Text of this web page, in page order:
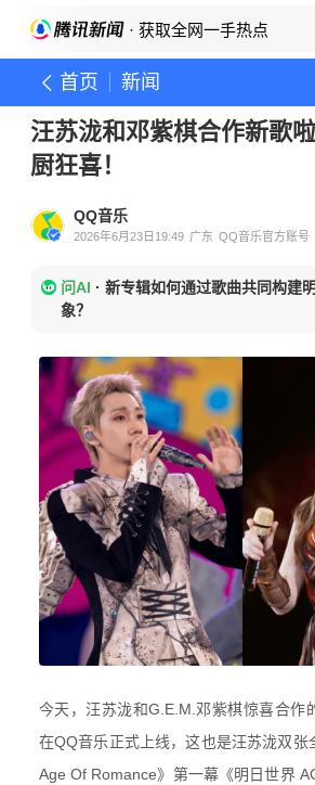
· 获取全网一手热点
首页 新闻
汪苏泷和邓紫棋合作新歌
厨狂喜！
QQ音乐
2026年6月23日19:49 广东 QQ音乐官方账号
问AI · 新专辑如何通过歌曲共同构建
象？
今天，汪苏泷和G.E.M.邓紫棋惊喜合作
在QQ音乐正式上线，这也是汪苏泷双张
Age Of Romance》第一幕《明日世界